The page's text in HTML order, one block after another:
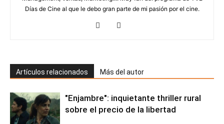
Días de Cine al que le debo gran parte de mi pasión por el cine.
Artículos relacionados Más del autor
"Enjambre": inquietante thriller rural
sobre el precio de la libertad